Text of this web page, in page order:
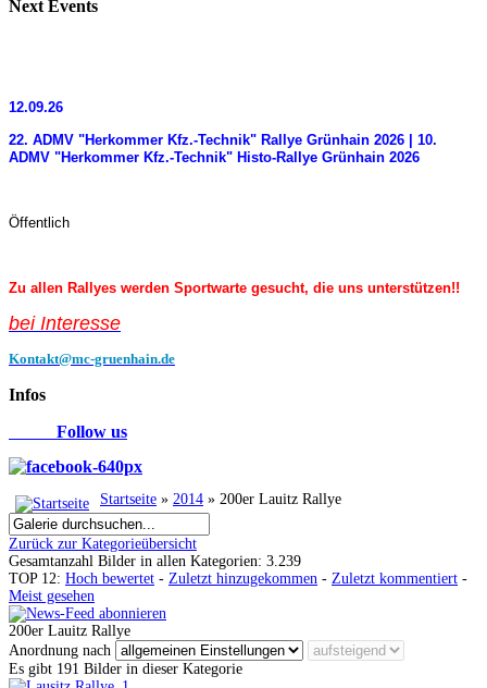
Next Events
12.09.26
22. ADMV "Herkommer Kfz.-Technik" Rallye Grünhain 2026 | 10.
ADMV "Herkommer Kfz.-Technik" Histo-Rallye Grünhain 2026
Öffentlich
Zu allen Rallyes werden Sportwarte gesucht, die uns unterstützen!!
bei Interesse
Kontakt@mc-gruenhain.de
Infos
Follow us
Startseite » 2014 » 200er Lauitz Rallye
Zurück zur Kategorieübersicht
Gesamtanzahl Bilder in allen Kategorien: 3.239
TOP 12: Hoch bewertet - Zuletzt hinzugekommen - Zuletzt kommentiert -
Meist gesehen
200er Lauitz Rallye
Anordnung nach
Es gibt 191 Bilder in dieser Kategorie